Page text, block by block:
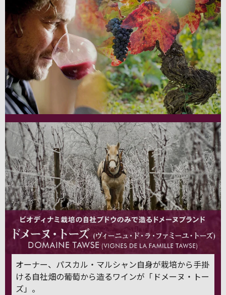
オーナー、パスカル・マルシャン自身が栽培から手掛
ける自社畑の葡萄から造るワインが「ドメーヌ・トー
ズ」。